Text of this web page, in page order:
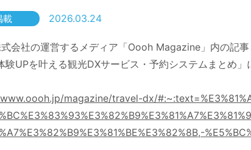
ベント・祭りの祭典『第4回 つるみ 祭りdeフェ
各国の料理や文化交流イベント『第4回 つるみ
します。
載 2026.03.24
会社の運営するメディア「Oooh Magazine」内の記
験UPを叶える観光DXサービス・予約システムまとめ」
magazine/travel-dx/